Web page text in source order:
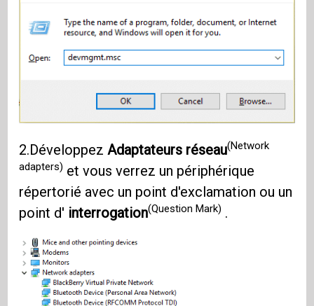
2.Développez Adaptateurs réseau(Network
adapters) et vous verrez un périphérique
répertorié avec un point d'exclamation ou un
point d' interrogation(Question Mark) .